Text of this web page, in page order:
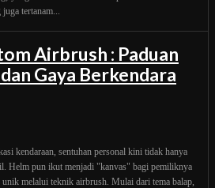
tertanam...
Airbrush : Paduan
Gaya Berkendara
kendaraan, sentuhan personal kini tidak hanya
Helm pun ikut menjadi "kanvas" bagi pemiliknya
melalui teknik airbrush. Mulai dari tema balap,